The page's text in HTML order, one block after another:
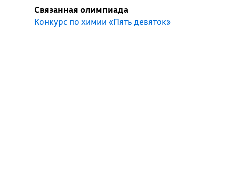
Связанная олимпиада
Конкурс по химии «Пять девяток»